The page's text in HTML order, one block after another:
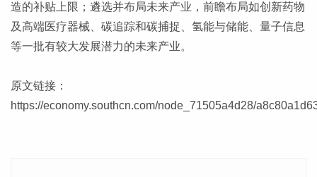
造的补贴上限；遴选并布局未来产业，前瞻布局如创新药物
及高端医疗器械、碳追踪和碳捕捉、氢能与储能、量子信息
等一批有较大发展潜力的未来产业。
原文链接：
https://economy.southcn.com/node_71505a4d28/